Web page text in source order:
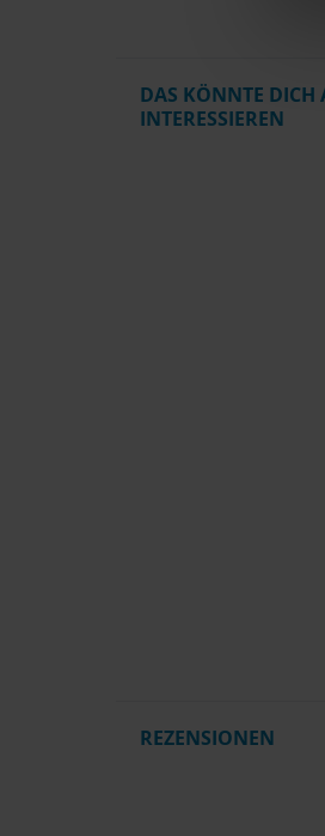
DAS KÖNNTE DICH
INTERESSIEREN
REZENSIONEN